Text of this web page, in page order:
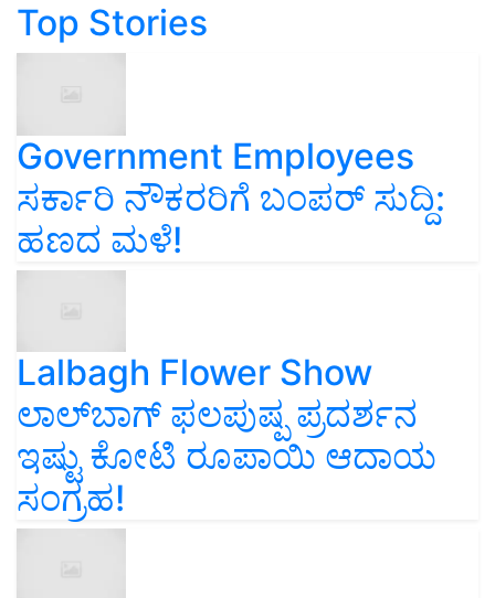
Top Stories
Government Employees
ಸರ್ಕಾರಿ ನೌಕರರಿಗೆ ಬಂಪರ್‌ ಸುದ್ದಿ:
ಹಣದ ಮಳೆ!
Lalbagh Flower Show
ಲಾಲ್‌ಬಾಗ್ ಫಲಪುಷ್ಪ ಪ್ರದರ್ಶನ
ಇಷ್ಟು ಕೋಟಿ ರೂಪಾಯಿ ಆದಾಯ
ಸಂಗ್ರಹ!